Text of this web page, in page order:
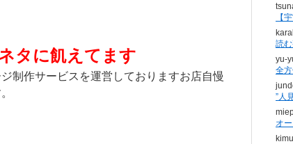
タに飢えてます
制作サービスを運営しておりますお店自慢
【
読
yu-
全
オ